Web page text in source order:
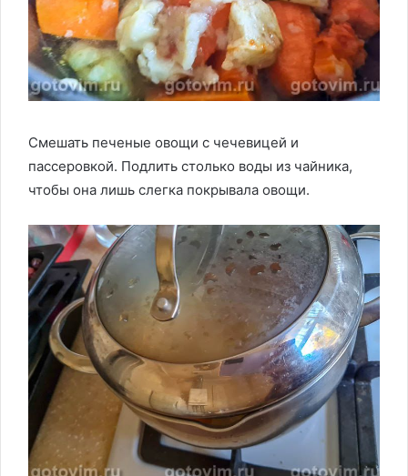
Смешать печеные овощи с чечевицей и
пассеровкой. Подлить столько воды из чайника,
чтобы она лишь слегка покрывала овощи.